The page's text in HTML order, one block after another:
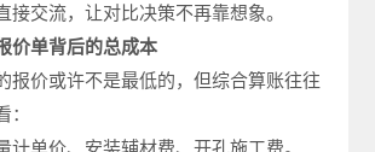
接交流，让对比决策不再靠想象。
价单背后的总成本
报价或许不是最低的，但综合算账往往
计单价、安装辅材费、开孔施工费。